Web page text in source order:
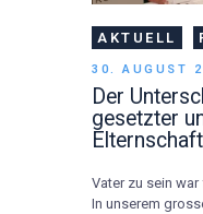
AKTUELL
30. AUGUST
Der
gesetzter
Elternschaft
Vater zu sein
In unserem